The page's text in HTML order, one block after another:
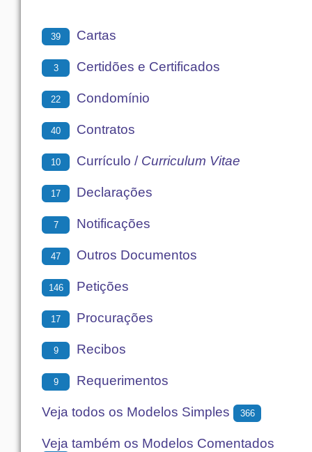
39 Cartas
3 Certidões e Certificados
22 Condomínio
40 Contratos
10 Currículo / Curriculum Vitae
17 Declarações
7 Notificações
47 Outros Documentos
146 Petições
17 Procurações
9 Recibos
9 Requerimentos
Veja todos os Modelos Simples 366
Veja também os Modelos Comentados